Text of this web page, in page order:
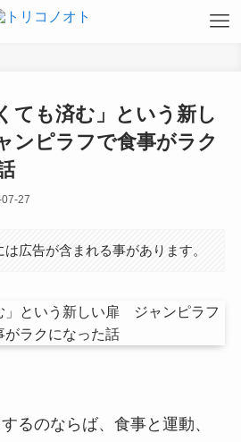
ても済む」という新し
ピラフで食事がラク
27
広告が含まれる事があります。
るのならば、食事と運動、